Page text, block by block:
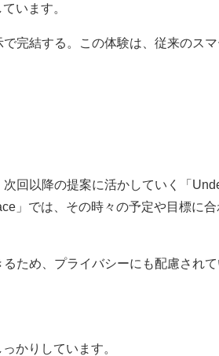
います。
完結する。この体験は、従来のス
回以降の提案に活かしていく「
」では、その時々の予定や目標に
ため、プライバシーにも配慮されて
かりしています。